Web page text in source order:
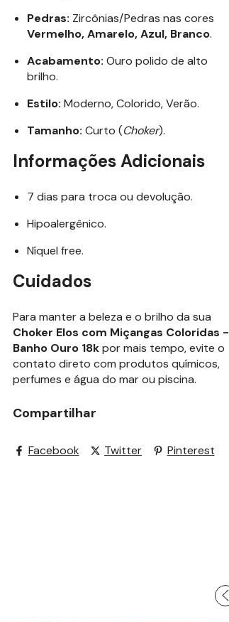
Pedras: Zircônias/Pedras nas cores
Vermelho, Amarelo, Azul, Branco.
Acabamento: Ouro polido de alto
brilho.
Estilo: Moderno, Colorido, Verão.
Tamanho: Curto (Choker).
Informações Adicionais
7 dias para troca ou devolução.
Hipoalergênico.
Níquel free.
Cuidados
Para manter a beleza e o brilho da sua
Choker Elos com Miçangas Coloridas -
Banho Ouro 18kpor mais tempo, evite o
contato direto com produtos químicos,
perfumes e água do mar ou piscina.
Compartilhar
Facebook Twitter Pinterest